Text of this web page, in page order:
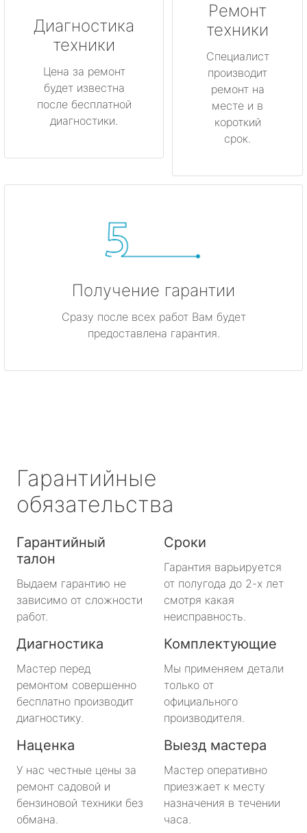
Диагностика
техники
Цена за ремонт
будет известна
после бесплатной
диагностики.
Ремонт
техники
Специалист
производит
ремонт на
месте и в
короткий
срок.
Получение гарантии
Сразу после всех работ Вам будет
предоставлена гарантия.
Гарантийные
обязательства
Гарантийный
талон
Выдаем гарантию не
зависимо от сложности
работ.
Сроки
Гарантия варьируется
от полугода до 2-х лет
смотря какая
неисправность.
Диагностика
Мастер перед
ремонтом совершенно
бесплатно производит
диагностику.
Комплектующие
Мы применяем детали
только от
официального
производителя.
Наценка
У нас честные цены за
ремонт садовой и
бензиновой техники без
обмана.
Выезд мастера
Мастер оперативно
приезжает к месту
назначения в течении
часа.